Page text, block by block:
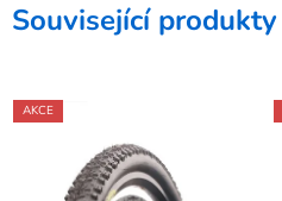
Související produkty
AKCE